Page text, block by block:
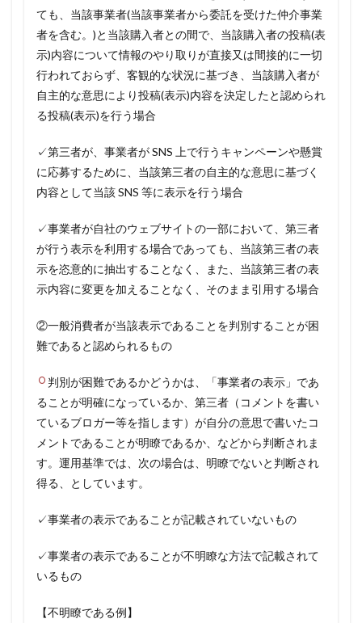
ても、当該事業者(当該事業者から委託を受けた仲介事業
者を含む。)と当該購入者との間で、当該購入者の投稿(表
示)内容について情報のやり取りが直接又は間接的に一切
行われておらず、客観的な状況に基づき、当該購入者が
自主的な意思により投稿(表示)内容を決定したと認められ
る投稿(表示)を行う場合
✓第三者が、事業者が SNS 上で行うキャンペーンや懸賞
に応募するために、当該第三者の自主的な意思に基づく
内容として当該 SNS 等に表示を行う場合
✓事業者が自社のウェブサイトの一部において、第三者
が行う表示を利用する場合であっても、当該第三者の表
示を恣意的に抽出することなく、また、当該第三者の表
示内容に変更を加えることなく、そのまま引用する場合
②一般消費者が当該表示であることを判別することが困
難であると認められるもの
判別が困難であるかどうかは、「事業者の表示」であ
ることが明確になっているか、第三者（コメントを書い
ているブロガー等を指します）が自分の意思で書いたコ
メントであることが明瞭であるか、などから判断されま
す。運用基準では、次の場合は、明瞭でないと判断され
得る、としています。
✓事業者の表示であることが記載されていないもの
✓事業者の表示であることが不明瞭な方法で記載されて
いるもの
【不明瞭である例】